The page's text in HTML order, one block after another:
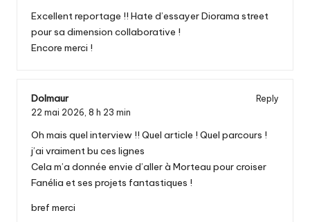
Excellent reportage !! Hate d’essayer Diorama street
pour sa dimension collaborative !
Encore merci !
Dolmaur
Reply
22 mai 2026, 8 h 23 min
Oh mais quel interview !! Quel article ! Quel parcours !
j’ai vraiment bu ces lignes
Cela m’a donnée envie d’aller à Morteau pour croiser
Fanélia et ses projets fantastiques !
bref merci